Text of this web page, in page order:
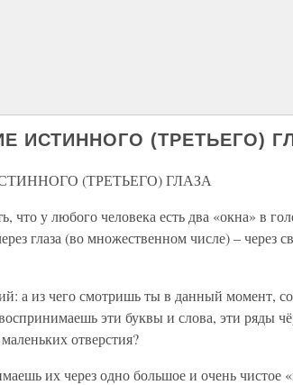
ИСТИННОГО (ТРЕТЬЕГО)
(ТРЕТЬЕГО) ГЛАЗА
что у любого человека есть два «окна» в
глаза (во множественном числе) – через
а из чего смотришь ты в данный момент,
эти буквы и слова, эти ряды
отверстия?
их через одно большое и очень чистое